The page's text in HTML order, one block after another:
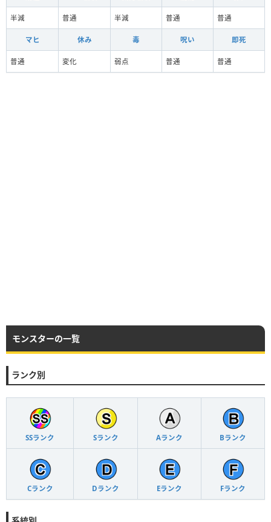
半減 普通 半減 普通 普通
マヒ 休み 毒 呪い 即死
普通 変化 弱点 普通 普通
モンスターの一覧
ランク別
SSランク Sランク Aランク Bランク
Cランク Dランク Eランク Fランク